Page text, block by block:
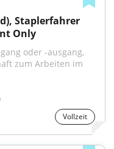
Only
oder -ausgang,
zum Arbeiten im
Vollzeit